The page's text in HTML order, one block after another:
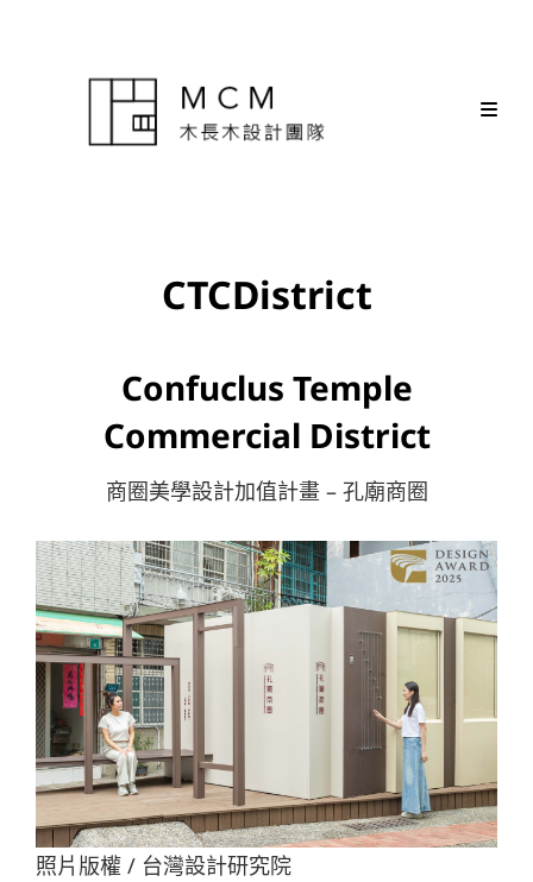
CTCDistrict
Confuclus Temple
Commercial District
商圈美學設計加值計畫 – 孔廟商圈
照片版權 / 台灣設計研究院